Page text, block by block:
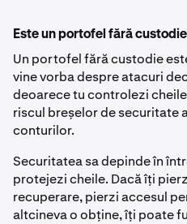
Este un portofel fără
Un portofel fără custodie
vine vorba despre atacuri
deoarece tu controlezi
riscul breșelor de securitate
conturilor.
Securitatea sa depinde în
protejezi cheile. Dacă îți
recuperare, pierzi accesul
altcineva o obține, îți poate